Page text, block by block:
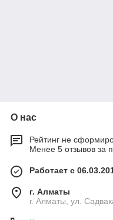
О нас
Рейтинг не
Менее 5 отзывов за
Работает с
г. Алматы
г. Алматы, ул.